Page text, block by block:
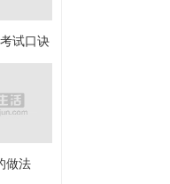
试口诀
做法